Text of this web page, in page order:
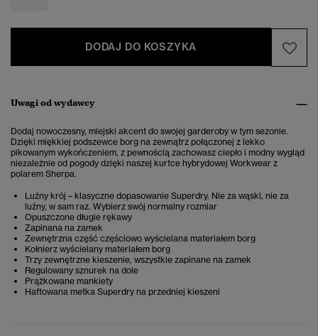
DODAJ DO KOSZYKA
Uwagi od wydawcy
Dodaj nowoczesny, miejski akcent do swojej garderoby w tym sezonie.
Dzięki miękkiej podszewce borg na zewnątrz połączonej z lekko
pikowanym wykończeniem, z pewnością zachowasz ciepło i modny wygląd
niezależnie od pogody dzięki naszej kurtce hybrydowej Workwear z
polarem Sherpa.
Luźny krój – klasyczne dopasowanie Superdry. Nie za wąski, nie za
luźny, w sam raz. Wybierz swój normalny rozmiar
Opuszczone długie rękawy
Zapinana na zamek
Zewnętrzna część częściowo wyścielana materiałem borg
Kołnierz wyścielany materiałem borg
Trzy zewnętrzne kieszenie, wszystkie zapinane na zamek
Regulowany sznurek na dole
Prążkowane mankiety
Haftowana metka Superdry na przedniej kieszeni